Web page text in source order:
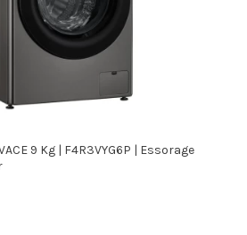
9 Kg | F4R3VYG6P | Essorage